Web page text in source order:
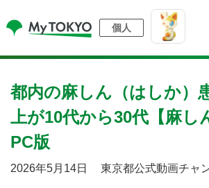
個人
都内の麻しん（はしか）
上が10代から30代【麻し
PC版
2026年5月14日 東京都公式動画チャ